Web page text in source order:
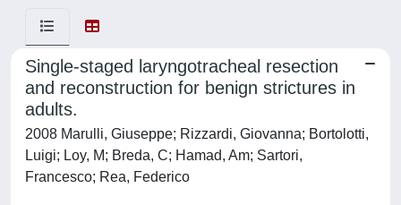
Single-staged laryngotracheal resection
and reconstruction for benign strictures in
adults.
2008 Marulli, Giuseppe; Rizzardi, Giovanna; Bortolotti,
Luigi; Loy, M; Breda, C; Hamad, Am; Sartori,
Francesco; Rea, Federico